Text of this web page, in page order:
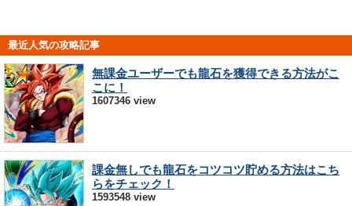
最近人気の攻略記事
無課金ユーザーでも龍石を獲得できる方法がこ
こに！
1607346 view
課金無しでも龍石をコツコツ貯める方法はこち
らをチェック！
1593548 view